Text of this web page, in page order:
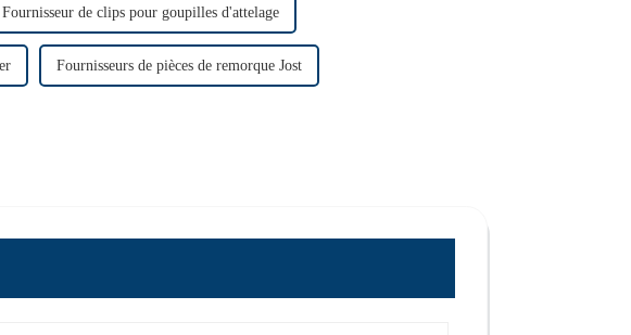
Fournisseur de clips pour goupilles d'attelage
Fournisseurs de pièces de remorque Jost